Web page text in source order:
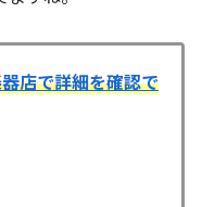
店で詳細を確認で